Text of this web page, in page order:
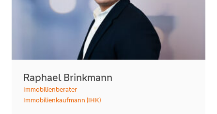
Raphael Brinkmann
Immobilienberater
Immobilienkaufmann (IHK)